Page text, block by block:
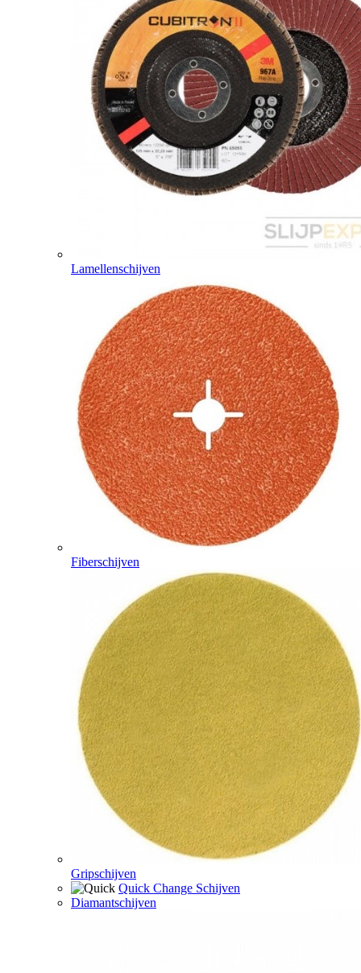
Lamellenschijven
Fiberschijven
Gripschijven
Quick Change Schijven
Diamantschijven